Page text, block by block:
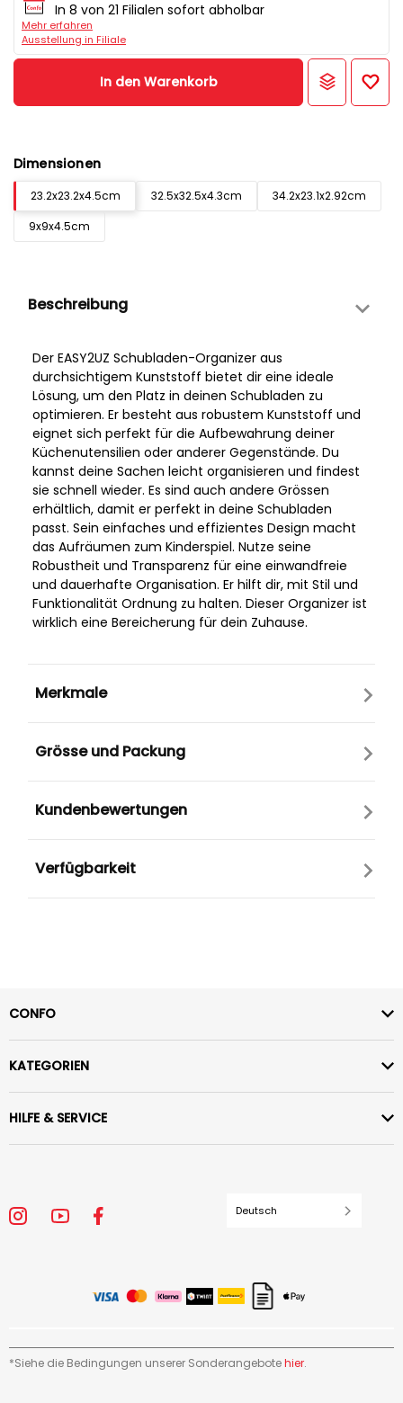
In 8 von 21 Filialen sofort abholbar
Mehr erfahren
Ausstellung in Filiale
In den Warenkorb
Dimensionen
23.2x23.2x4.5cm 32.5x32.5x4.3cm
34.2x23.1x2.92cm
9x9x4.5cm
Beschreibung
Der EASY2UZ Schubladen-Organizer aus
durchsichtigem Kunststoff bietet dir eine ideale
Lösung, um den Platz in deinen Schubladen zu
optimieren. Er besteht aus robustem Kunststoff und
eignet sich perfekt für die Aufbewahrung deiner
Küchenutensilien oder anderer Gegenstände. Du
kannst deine Sachen leicht organisieren und findest
sie schnell wieder. Es sind auch andere Grössen
erhältlich, damit er perfekt in deine Schubladen
passt. Sein einfaches und effizientes Design macht
das Aufräumen zum Kinderspiel. Nutze seine
Robustheit und Transparenz für eine einwandfreie
und dauerhafte Organisation. Er hilft dir, mit Stil und
Funktionalität Ordnung zu halten. Dieser Organizer ist
wirklich eine Bereicherung für dein Zuhause.
Merkmale
Grösse und Packung
Kundenbewertungen
Verfügbarkeit
CONFO
KATEGORIEN
HILFE & SERVICE
Deutsch
*Siehe die Bedingungen unserer Sonderangebotehier.